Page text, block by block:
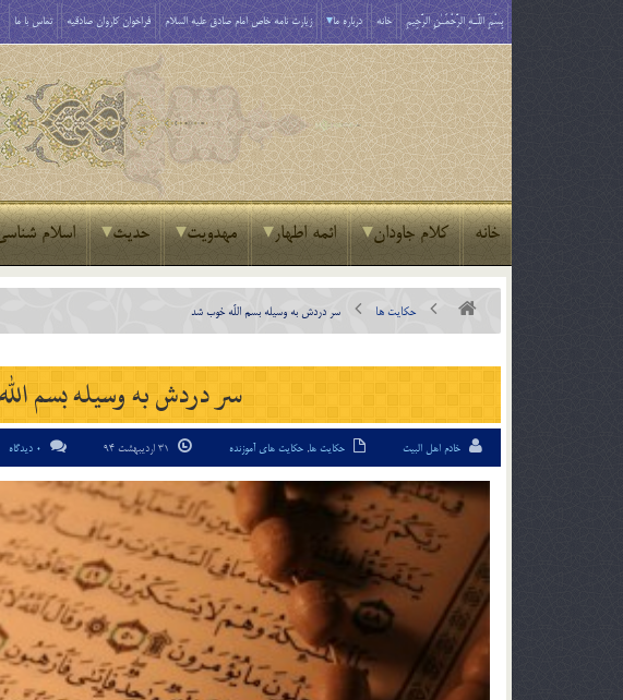
بِسْمِ اللَّـهِ الرَّحْمَـٰنِ الرَّحِيمِ خانه درباره ما زیارت نامه خاص امام صادق علیه السلام فراخوان کاروان صادقیه تماس با ما
خانه کلام جاودان ائمه اطهار مهدویت حدیث اسلام
حکایت ها سر دردش به وسيله بسم اللّه خوب شد
سر دردش به وسيله بسم
خادم اهل البیت حکایت ها, حکایت های آموزنده 0 دیدگاه